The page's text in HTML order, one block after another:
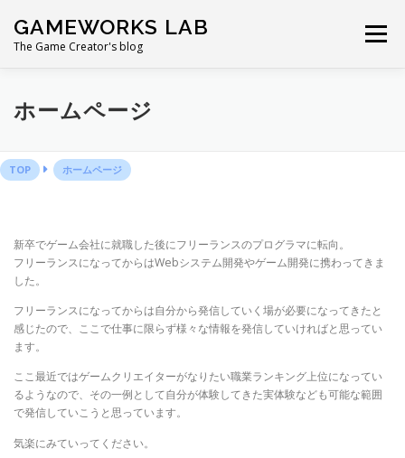
プ
GAMEWORKS LAB
The Game Creator's blog
メニュー
ホームページ
TOP ホームページ
新卒でゲーム会社に就職した後にフリーランスのプログラマに転向。
フリーランスになってからはWebシステム開発やゲーム開発に携わってきま
した。
フリーランスになってからは自分から発信していく場が必要になってきたと
感じたので、ここで仕事に限らず様々な情報を発信していければと思ってい
ます。
ここ最近ではゲームクリエイターがなりたい職業ランキング上位になってい
るようなので、その一例として自分が体験してきた実体験なども可能な範囲
で発信していこうと思っています。
気楽にみていってください。